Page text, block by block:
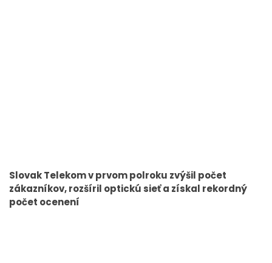
Slovak Telekom v prvom polroku zvýšil počet
zákazníkov, rozšíril optickú sieť a získal rekordný
počet ocenení